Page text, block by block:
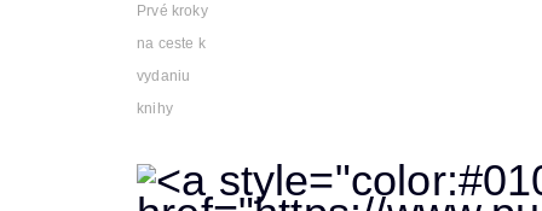
Prvé kroky
na ceste k
vydaniu
knihy